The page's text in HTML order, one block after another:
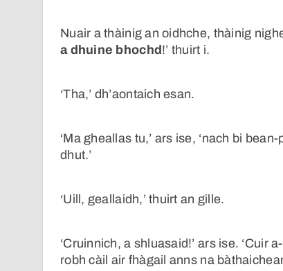
Nuair a thàinig an oidhche, thàinig
a dhuine bhochd !’ thuirt i.
‘Tha,’ dh’aontaich esan.
‘Ma gheallas tu,’ ars ise, ‘nach bi
dhut.’
‘Uill, geallaidh,’ thuirt an gille.
‘Cruinnich, a shluasaid!’ ars ise. ‘Cuir
robh càil air fhàgail anns na